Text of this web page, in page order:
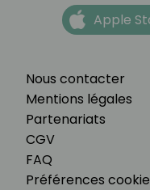
Nous contacter
Mentions légales
Partenariats
CGV
FAQ
Préférences
Apple